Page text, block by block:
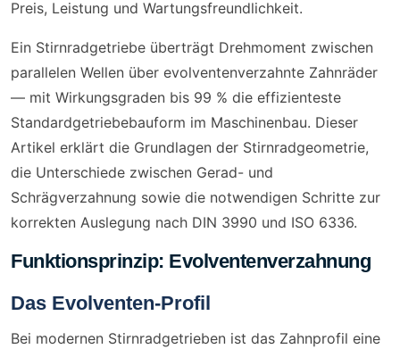
Preis, Leistung und Wartungsfreundlichkeit.
Ein Stirnradgetriebe überträgt Drehmoment zwischen
parallelen Wellen über evolventenverzahnte Zahnräder
— mit Wirkungsgraden bis 99 % die effizienteste
Standardgetriebebauform im Maschinenbau. Dieser
Artikel erklärt die Grundlagen der Stirnradgeometrie,
die Unterschiede zwischen Gerad- und
Schrägverzahnung sowie die notwendigen Schritte zur
korrekten Auslegung nach DIN 3990 und ISO 6336.
Funktionsprinzip: Evolventenverzahnung
Das Evolventen-Profil
Bei modernen Stirnradgetrieben ist das Zahnprofil eine